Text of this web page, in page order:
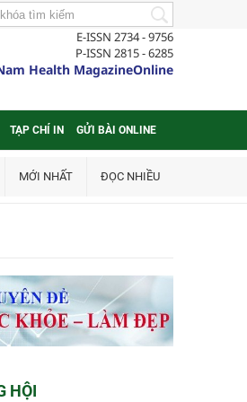
E-ISSN 2734 - 9756
P-ISSN 2815 - 6285
Health MagazineOnline
TẠP CHÍ IN GỬI BÀI ONLINE
MỚI NHẤT ĐỌC NHIỀU
HỘI